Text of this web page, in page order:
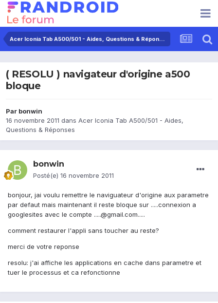
Acer Iconia Tab A500/501 - Aides, Questions & Réponses
( RESOLU ) navigateur d'origine a500
bloque
Par bonwin
16 novembre 2011 dans Acer Iconia Tab A500/501 - Aides,
Questions & Réponses
bonwin
Posté(e) 16 novembre 2011
bonjour, jai voulu remettre le naviguateur d'origine aux parametre
par defaut mais maintenant il reste bloque sur .....connexion a
googlesites avec le compte .....@gmail.com.....
comment restaurer l'appli sans toucher au reste?
merci de votre reponse
resolu: j'ai affiche les applications en cache dans parametre et
tuer le processus et ca refonctionne